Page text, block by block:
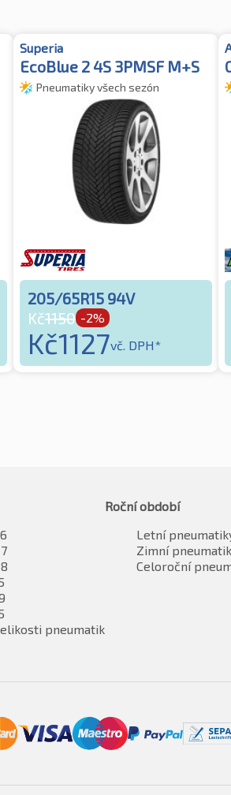
Superia
EcoBlue 2 4S 3PMSF M+S
Pneumatiky všech sezón
205/65R15 94V
Kč1150 -2%
Kč1127vč. DPH*
pneumatik
Roční období
Letní
Zimní
Celoroční